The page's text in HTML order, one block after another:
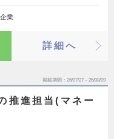
業
詳細へ
掲載期間 26/07/27～26/08/09
推進担当(マネー